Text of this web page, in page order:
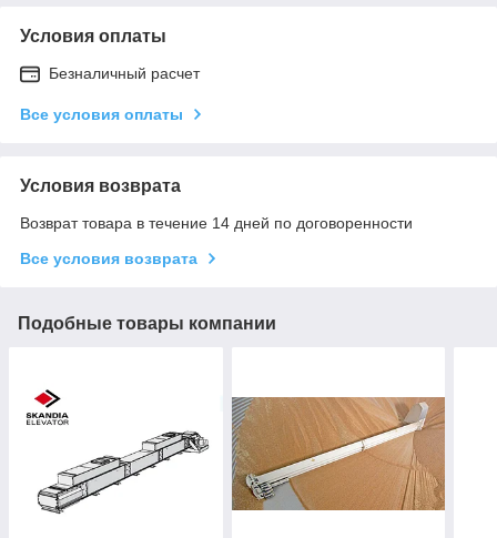
Условия оплаты
Безналичный расчет
Все условия оплаты
Условия возврата
Возврат товара в течение 14 дней по договоренности
Все условия возврата
Подобные товары компании